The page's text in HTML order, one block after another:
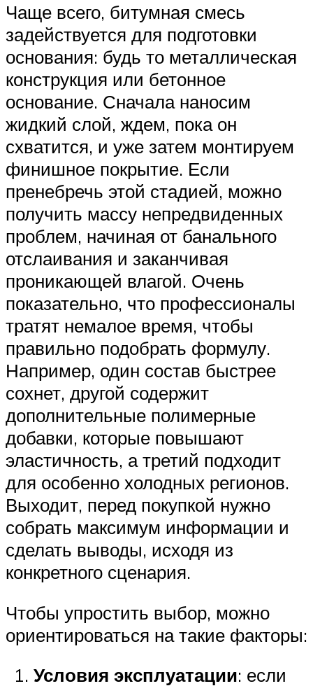
Чаще всего, битумная смесь
задействуется для подготовки
основания: будь то металлическая
конструкция или бетонное
основание. Сначала наносим
жидкий слой, ждем, пока он
схватится, и уже затем монтируем
финишное покрытие. Если
пренебречь этой стадией, можно
получить массу непредвиденных
проблем, начиная от банального
отслаивания и заканчивая
проникающей влагой. Очень
показательно, что профессионалы
тратят немалое время, чтобы
правильно подобрать формулу.
Например, один состав быстрее
сохнет, другой содержит
дополнительные полимерные
добавки, которые повышают
эластичность, а третий подходит
для особенно холодных регионов.
Выходит, перед покупкой нужно
собрать максимум информации и
сделать выводы, исходя из
конкретного сценария.
Чтобы упростить выбор, можно
ориентироваться на такие факторы:
Условия эксплуатации: если